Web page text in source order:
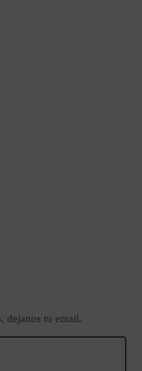
dejanos tu email.